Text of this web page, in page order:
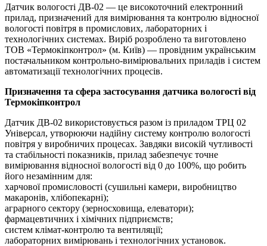
Датчик вологості ДВ-02 — це високоточний електронний
прилад, призначений для вимірювання та контролю відносної
вологості повітря в промислових, лабораторних і
технологічних системах. Виріб розроблено та виготовлено
ТОВ «Термокіпконтрол» (м. Київ) — провідним українським
постачальником контрольно-вимірювальних приладів і систем
автоматизації технологічних процесів.
Призначення та сфера застосування датчика вологості від
Термокіпконтрол
Датчик ДВ-02 використовується разом із приладом ТРЦ 02
Універсал, утворюючи надійну систему контролю вологості
повітря у виробничих процесах. Завдяки високій чутливості
та стабільності показників, прилад забезпечує точне
вимірювання відносної вологості від 0 до 100%, що робить
його незамінним для:
харчової промисловості (сушильні камери, виробництво
макаронів, хлібопекарні);
аграрного сектору (зерносховища, елеватори);
фармацевтичних і хімічних підприємств;
систем клімат-контролю та вентиляції;
лабораторних вимірювань і технологічних установок.